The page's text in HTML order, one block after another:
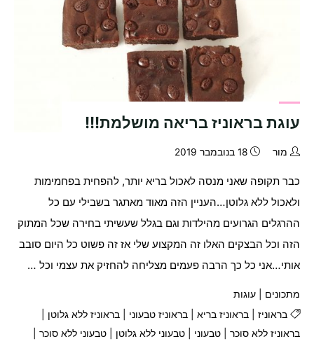
עוגת בראוניז בריאה מושלמת!!!
מור 18 בנובמבר 2019
כבר תקופה שאני מנסה לאכול בריא יותר, להפחית בפחמימות
ולאכול ללא גלוטן…העניין הזה מאוד מאתגר בשבילי עם כל
ההרגלים הגרועים מהילדות וגם בגלל שעשיתי בחירה שכל המתוק
הזה וכל הבצקים האלו זה המקצוע שלי אז זה פשוט כל היום סובב
אותי…אני כל כך הרבה פעמים מצליחה להחזיק את עצמי וכל …
מתכונים
עוגות
בראוניז| בראוניז בריא| בראוניז טבעוני בראוניז ללא גלוטן
בראוניז ללא סוכר |טבעוני |טבעוני ללא גלוטן |טבעוני ללא סוכר